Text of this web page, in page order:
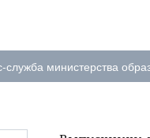
служба министерства